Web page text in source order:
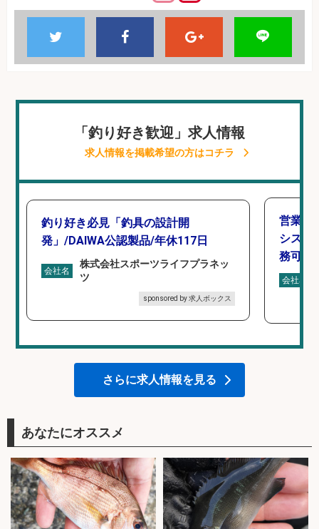
「釣り好き歓迎」求人情報
求人情報を掲載希望の方はコチラ
釣り好き必見「釣具の設計開
発」/DAIWA公認製品/年休117日
会社名
株式会社スポーツライフプラネッ
ツ
sponsored by 求人ボックス
営業事
シスタ
務可/
会社名
さらに求人情報を見る
あなたにオススメ